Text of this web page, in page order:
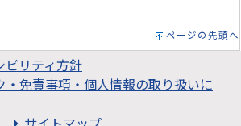
ページの先頭へ
ビリティ方針
・免責事項・個人情報の取り扱いに